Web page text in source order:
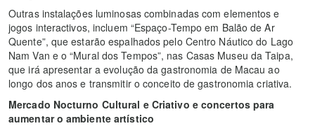
Outras instalações luminosas combinadas com elementos e
jogos interactivos, incluem “Espaço-Tempo em Balão de Ar
Quente”, que estarão espalhados pelo Centro Náutico do Lago
Nam Van e o “Mural dos Tempos”, nas Casas Museu da Taipa,
que irá apresentar a evolução da gastronomia de Macau ao
longo dos anos e transmitir o conceito de gastronomia criativa.
Mercado Nocturno Cultural e Criativo e concertos para
aumentar o ambiente artístico